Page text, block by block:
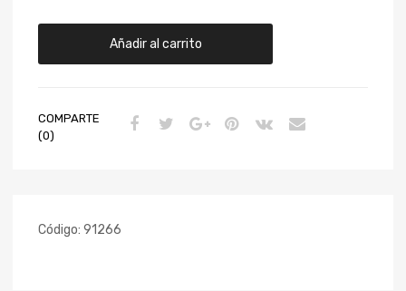
Añadir al carrito
COMPARTE
(0)
Código: 91266